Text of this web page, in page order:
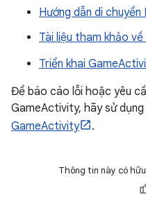
Hướng dẫn di
Tài liệu tham khảo
Triển khai
Để báo cáo lỗi hoặc yêu
GameActivity, hãy sử dụng
GameActivity
.
Thông tin này có